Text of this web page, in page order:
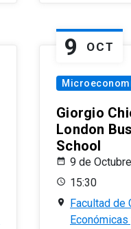
9 OCT
Giorgio
London
School
9 de
15:30
Facultad de